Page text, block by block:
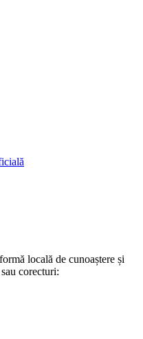
locală de cunoaștere și
corecturi: